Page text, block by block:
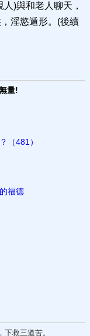
)與和老人聊天，
淫慾遁形。(後續
量!
（481）
福德
救三道苦。